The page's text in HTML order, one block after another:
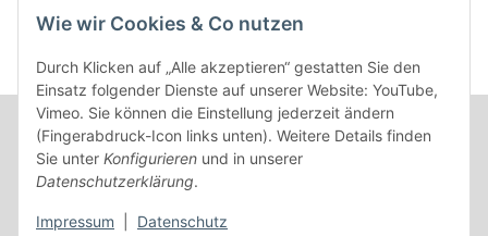
Wie wir Cookies & Co nutzen
Durch Klicken auf „Alle akzeptieren“ gestatten Sie den
Einsatz folgender Dienste auf unserer Website: YouTube,
Vimeo. Sie können die Einstellung jederzeit ändern
(Fingerabdruck-Icon links unten). Weitere Details finden
Sie unter Konfigurieren und in unserer
Datenschutzerklärung.
Impressum Datenschutz
Kontakt